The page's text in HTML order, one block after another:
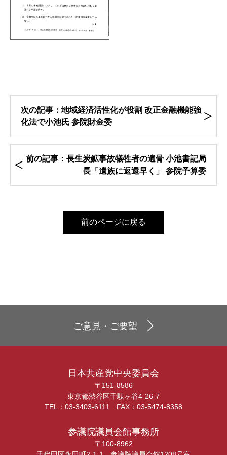
次の記事：地域経済活性化が役割 改正金融機能強
化法で小池氏 参院財金委
前の記事：長生炭鉱事故犠牲者の遺骨 小池書記局
長「遺族に返還早く」 参院予算委
前のページに戻る
ご意見・ご要望
日本共産党中央委員会
〒151-8586
東京都渋谷区千駄ヶ谷4-26-7
TEL：03-3403-6111 FAX：03-5474-8358
参議院議員会館事務所
〒100-8962